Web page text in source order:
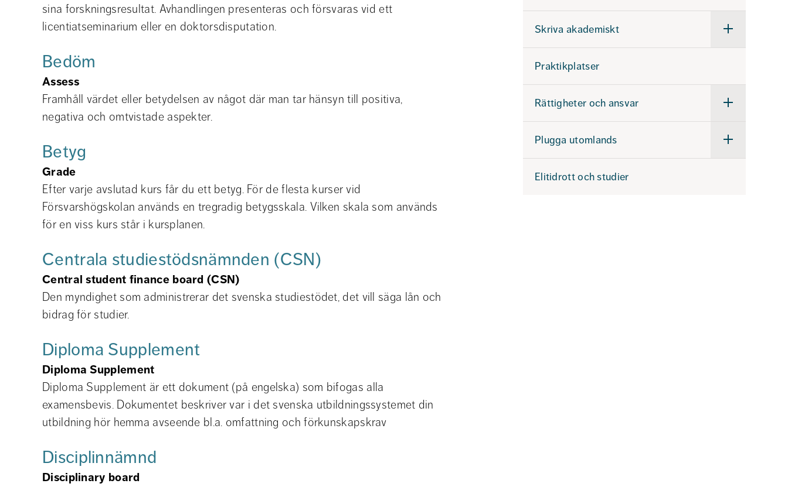
sina forskningsresultat. Avhandlingen presenteras och försvaras vid ett
licentiatseminarium eller en doktorsdisputation.
Bedöm
Assess
Framhåll värdet eller betydelsen av något där man tar hänsyn till positiva,
negativa och omtvistade aspekter.
Betyg
Grade
Efter varje avslutad kurs får du ett betyg. För de flesta kurser vid
Försvarshögskolan används en tregradig betygsskala. Vilken skala som används
för en viss kurs står i kursplanen.
Centrala studiestödsnämnden (CSN)
Central student finance board (CSN)
Den myndighet som administrerar det svenska studiestödet, det vill säga lån och
bidrag för studier.
Diploma Supplement
Diploma Supplement
Diploma Supplement är ett dokument (på engelska) som bifogas alla
examensbevis. Dokumentet beskriver var i det svenska utbildningssystemet din
utbildning hör hemma avseende bl.a. omfattning och förkunskapskrav
Disciplinnämnd
Disciplinary board
Skriva akademiskt
Undermeny
Skriva
Praktikplatser
Rättigheter och ansvar
Undermeny
och
ansvar
Plugga utomlands
Undermeny
Plugga
Elitidrott och studier